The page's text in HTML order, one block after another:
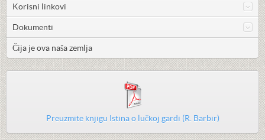
Korisni linkovi
Dokumenti
Čija je ova naša zemlja
Preuzmite knjigu Istina o lučkoj gardi (R. Barbir)